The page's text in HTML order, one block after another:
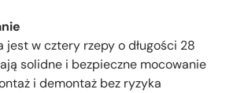
jest w cztery rzepy o długości 28
solidne i bezpieczne mocowanie
i demontaż bez ryzyka